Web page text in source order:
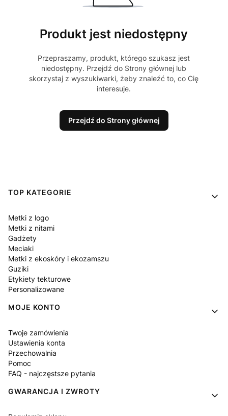
Produkt jest niedostępny
Przepraszamy, produkt, którego szukasz jest
niedostępny. Przejdź do Strony głównej lub
skorzystaj z wyszukiwarki, żeby znaleźć to, co Cię
interesuje.
Przejdź do Strony głównej
Linki w stopce
TOP KATEGORIE
Metki z logo
Metki z nitami
Gadżety
Meciaki
Metki z ekoskóry i ekozamszu
Guziki
Etykiety tekturowe
Personalizowane
MOJE KONTO
Twoje zamówienia
Ustawienia konta
Przechowalnia
Pomoc
FAQ - najczęstsze pytania
GWARANCJA I ZWROTY